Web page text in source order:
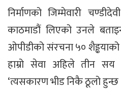
निर्माणको जिम्मेवारी
काठमाडौं लिएको उनले
ओपीडीको संरचना ५०
हाम्रो सेवा अहिले तीन सय
‘त्यसकारण भीड निकै ठूलो